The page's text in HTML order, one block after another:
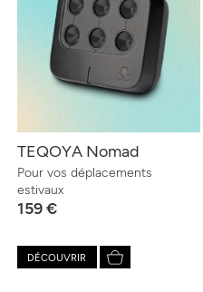
TEQOYA Nomad
Pour vos déplacements
estivaux
159 €
DÉCOUVRIR